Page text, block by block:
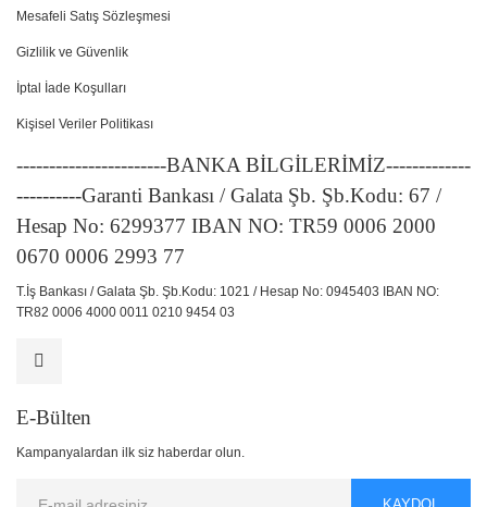
Mesafeli Satış Sözleşmesi
Gizlilik ve Güvenlik
İptal İade Koşulları
Kişisel Veriler Politikası
-----------------------BANKA BİLGİLERİMİZ-------------
----------Garanti Bankası / Galata Şb. Şb.Kodu: 67 /
Hesap No: 6299377 IBAN NO: TR59 0006 2000
0670 0006 2993 77
T.İş Bankası / Galata Şb. Şb.Kodu: 1021 / Hesap No: 0945403 IBAN NO:
TR82 0006 4000 0011 0210 9454 03
E-Bülten
Kampanyalardan ilk siz haberdar olun.